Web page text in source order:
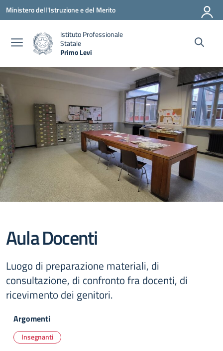
Vai ai contenuti
Vai al menu di navigazione
Vai al footer
Ministero dell'Istruzione e del Merito
Istituto Professionale
Statale
Primo Levi
Aula Docenti
Luogo di preparazione materiali, di
consultazione, di confronto fra docenti, di
ricevimento dei genitori.
Argomenti
Insegnanti